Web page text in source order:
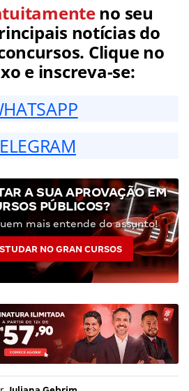
no seu
notícias do
Clique no
e inscreva-se:
A SUA APROVAÇÃO EM
PÚBLICOS?
mais entende do assunto!
NO GRAN CURSOS